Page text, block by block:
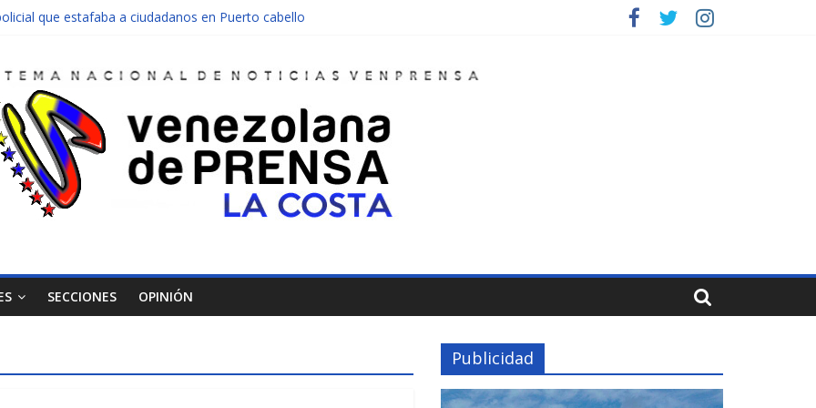
que estafaba a ciudadanos en Puerto cabello
abandonado de Chichiriviche
entre Colombia y Margarita el 27 de junio
SECCIONES OPINIÓN
Publicidad